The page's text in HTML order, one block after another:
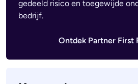
gedeeld risico en toegewijde
bedrijf.
Ontdek Partner First